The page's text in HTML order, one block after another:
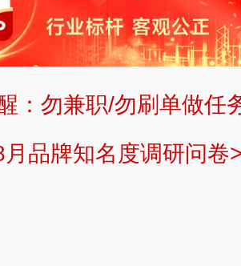
招商、不提供中介服务。
的观点或意见，页面信息
快速提交发布>> 提交品
：勿兼职/勿刷单做任
品牌知名度调研问卷